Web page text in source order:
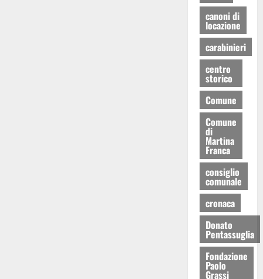
canoni di
locazione
carabinieri
centro
storico
Comune
Comune
di
Martina
Franca
consiglio
comunale
cronaca
Donato
Pentassuglia
Fondazione
Paolo
Grassi